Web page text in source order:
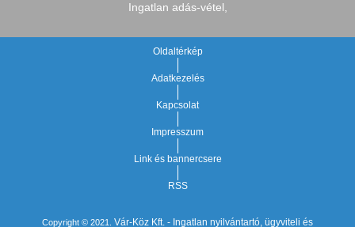
Ingatlan adás-vétel,
Oldaltérkép
Adatkezelés
Kapcsolat
Impresszum
Link és bannercsere
RSS
Copyright © 2021. Vár-Köz Kft. - Ingatlan nyilvántartó, ügyviteli és